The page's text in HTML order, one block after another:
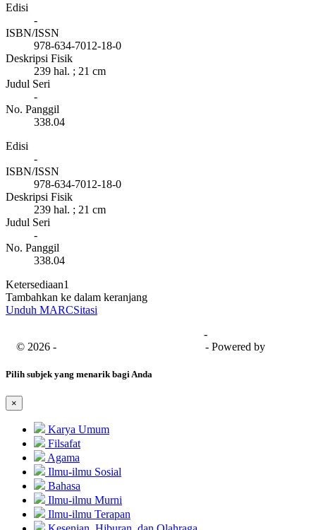
Edisi
-
ISBN/ISSN
978-634-7012-18-0
Deskripsi Fisik
239 hal. ; 21 cm
Judul Seri
-
No. Panggil
338.04
Edisi
-
ISBN/ISSN
978-634-7012-18-0
Deskripsi Fisik
239 hal. ; 21 cm
Judul Seri
-
No. Panggil
338.04
Ketersediaan1
Tambahkan ke dalam keranjang
Unduh MARCSitasi
-
© 2026 -
- Powered by
Pilih subjek yang menarik bagi Anda
×
Karya Umum
Filsafat
Agama
Ilmu-ilmu Sosial
Bahasa
Ilmu-ilmu Murni
Ilmu-ilmu Terapan